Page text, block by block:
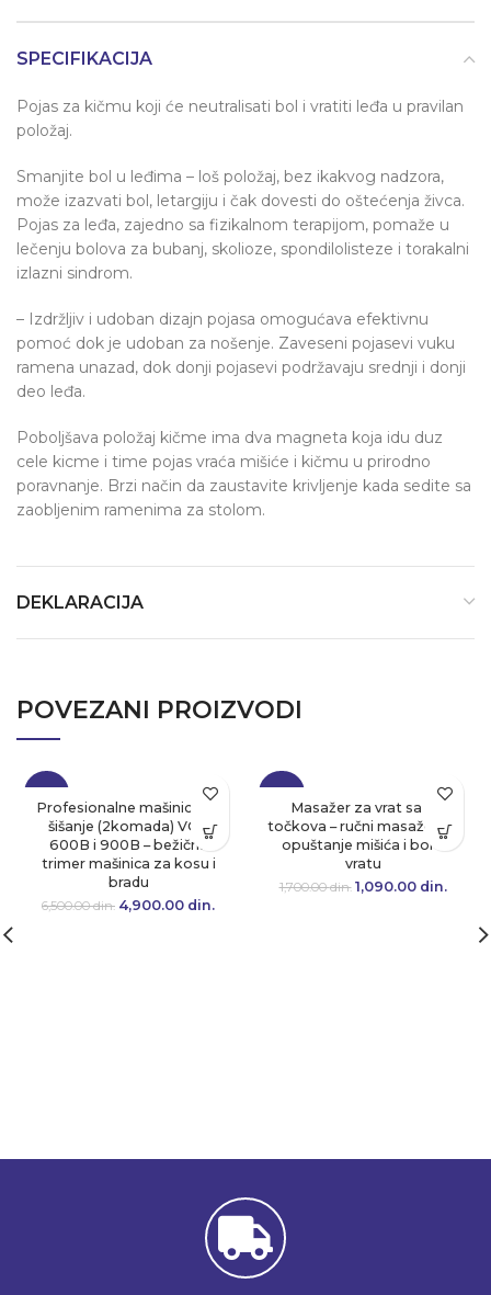
SPECIFIKACIJA
Pojas za kičmu koji će neutralisati bol i vratiti leđa u pravilan
položaj.
Smanjite bol u leđima – loš položaj, bez ikakvog nadzora,
može izazvati bol, letargiju i čak dovesti do oštećenja živca.
Pojas za leđa, zajedno sa fizikalnom terapijom, pomaže u
lečenju bolova za bubanj, skolioze, spondilolisteze i torakalni
izlazni sindrom.
– Izdržljiv i udoban dizajn pojasa omogućava efektivnu
pomoć dok je udoban za nošenje. Zaveseni pojasevi vuku
ramena unazad, dok donji pojasevi podržavaju srednji i donji
deo leđa.
Poboljšava položaj kičme ima dva magneta koja idu duz
cele kicme i time pojas vraća mišiće i kičmu u prirodno
poravnanje. Brzi način da zaustavite krivljenje kada sedite sa
zaobljenim ramenima za stolom.
DEKLARACIJA
POVEZANI PROIZVODI
-25%
Profesionalne mašinice za
šišanje (2komada) VGR
600B i 900B – bežična
trimer mašinica za kosu i
bradu
6,500.00din. Originalna cena
4,900.00 din.
-36%
Masažer za vrat sa 6
točkova – ručni masažer za
opuštanje mišića i bol u
vratu
1,700.00din. Originalna cena
1,090.00 din.